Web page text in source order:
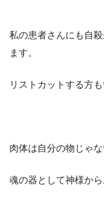
私の患者さんにも自
ます。
リストカットする方も
肉体は自分の物じゃな
魂の器として神様か